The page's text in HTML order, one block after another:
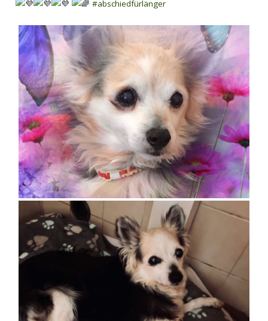
#abschiedfürlänger